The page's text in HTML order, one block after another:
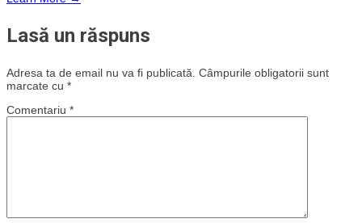
Lasă un răspuns
Adresa ta de email nu va fi publicată. Câmpurile obligatorii sunt
marcate cu *
Comentariu *